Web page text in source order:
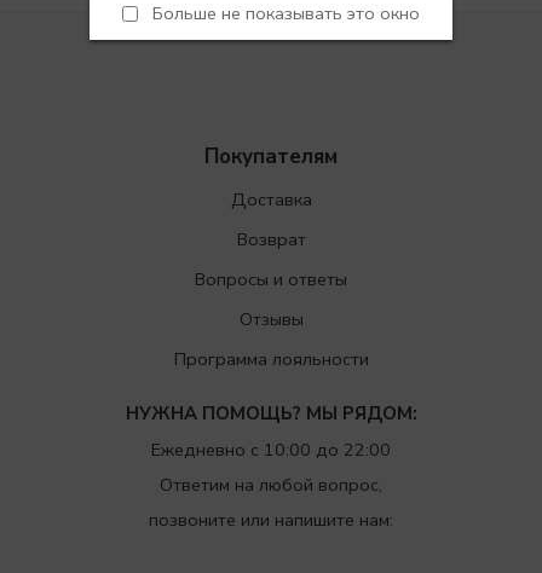
Больше не показывать это окно
Покупателям
Доставка
Возврат
Вопросы и ответы
Отзывы
Программа лояльности
НУЖНА ПОМОЩЬ? МЫ РЯДОМ:
Ежедневно с 10:00 до 22:00
Ответим на любой вопрос,
позвоните или напишите нам: